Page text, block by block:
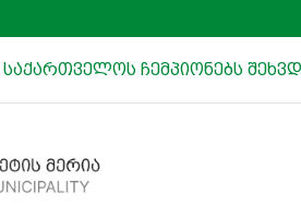
ჩემპიონებს შეხვდა